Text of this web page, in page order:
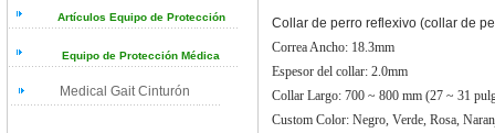
Artículos Equipo de Protección
Equipo de Protección Médica
Medical Gait Cinturón
Collar de perro reflexivo (collar de
Correa Ancho: 18.3mm
Espesor del collar: 2.0mm
Collar Largo: 700 ~ 800 mm (27 ~ 31
Custom Color: Negro, Verde, Rosa,